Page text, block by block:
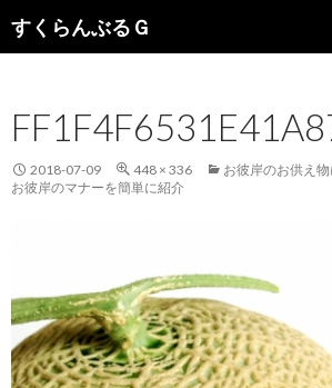
すくらんぶるＧ
索
コ
ン
ツ
へ
移
2018-07-09 448 × 336
お彼岸のお供え
お彼岸のマナーを簡単に紹介